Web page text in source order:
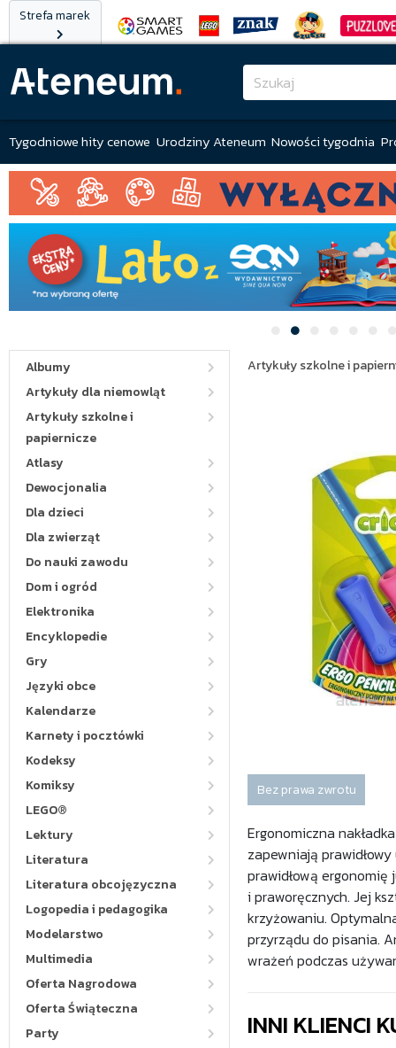
Strefa marek
Tygodniowe hity cenowe Urodziny Ateneum Nowości tygodnia
Albumy
Artykuły dla niemowląt
Artykuły szkolne i
papiernicze
Atlasy
Dewocjonalia
Dla dzieci
Dla zwierząt
Do nauki zawodu
Dom i ogród
Elektronika
Encyklopedie
Gry
Języki obce
Kalendarze
Karnety i pocztówki
Kodeksy
Komiksy
LEGO®
Lektury
Literatura
Literatura obcojęzyczna
Logopedia i pedagogika
Modelarstwo
Multimedia
Oferta Nagrodowa
Oferta Świąteczna
Party
Artykuły szkolne i
Bez prawa zwrotu
Ergonomiczna
zapewniają
prawidłową ergonomię
i praworęcznych. Jej
krzyżowaniu.
przyrządu do pisania.
wrażeń podczas
INNI KLIENCI